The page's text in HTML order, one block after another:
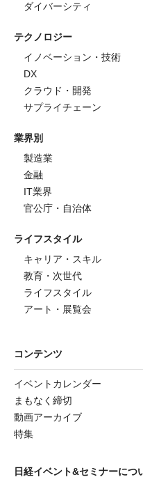
ダイバーシティ
テクノロジー
イノベーション・技術
DX
クラウド・開発
サプライチェーン
業界別
製造業
金融
IT業界
官公庁・自治体
ライフスタイル
キャリア・スキル
教育・次世代
ライフスタイル
アート・展覧会
コンテンツ
イベントカレンダー
まもなく締切
動画アーカイブ
特集
日経イベント&セミナーにつ